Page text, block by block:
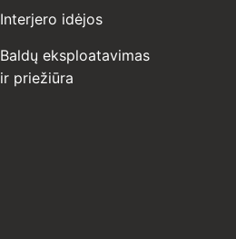
Interjero idėjos
Baldų eksploatavimas
ir priežiūra